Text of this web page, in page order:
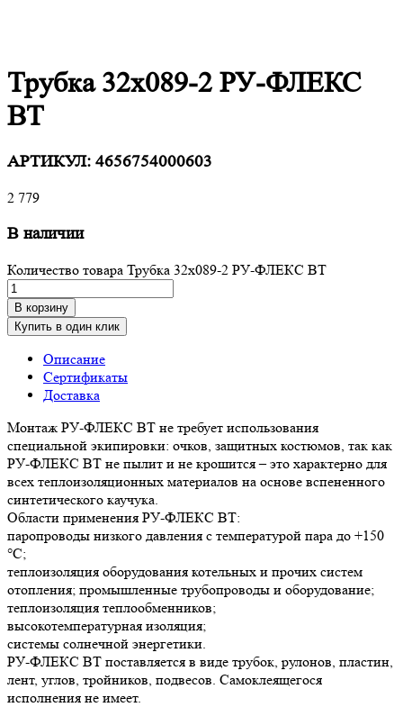
Трубка 32х089-2 РУ-ФЛЕКС
ВТ
АРТИКУЛ: 4656754000603
2 779
В наличии
Количество товара Трубка 32х089-2 РУ-ФЛЕКС ВТ
В корзину
Купить в один клик
Описание
Сертификаты
Доставка
Монтаж РУ-ФЛЕКС ВТ не требует использования
специальной экипировки: очков, защитных костюмов, так как
РУ-ФЛЕКС ВТ не пылит и не крошится – это характерно для
всех теплоизоляционных материалов на основе вспененного
синтетического каучука.
Области применения РУ-ФЛЕКС ВТ:
паропроводы низкого давления с температурой пара до +150
°С;
теплоизоляция оборудования котельных и прочих систем
отопления; промышленные трубопроводы и оборудование;
теплоизоляция теплообменников;
высокотемпературная изоляция;
системы солнечной энергетики.
РУ-ФЛЕКС ВТ поставляется в виде трубок, рулонов, пластин,
лент, углов, тройников, подвесов. Самоклеящегося
исполнения не имеет.